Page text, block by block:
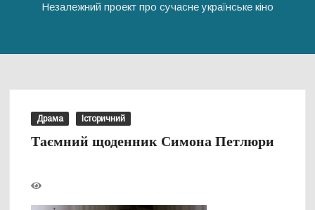
Незалежний проект про сучасне українське кіно
Драма Історичний
Таємний щоденник Симона Петлюри